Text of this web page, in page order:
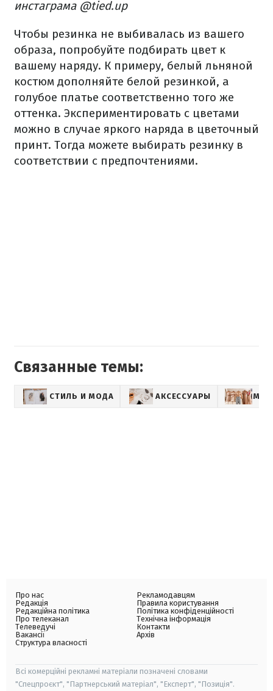
инстаграма @tied.up
Чтобы резинка не выбивалась из вашего
образа, попробуйте подбирать цвет к
вашему наряду. К примеру, белый льняной
костюм дополняйте белой резинкой, а
голубое платье соответственно того же
оттенка. Экспериментировать с цветами
можно в случае яркого наряда в цветочный
принт. Тогда можете выбирать резинку в
соответствии с предпочтениями.
Связанные темы:
СТИЛЬ И МОДА АКСЕССУАРЫ
Про нас
Редакція
Редакційна політика
Про телеканал
Телеведучі
Вакансії
Структура власності
Рекламодавцям
Правила користування
Політика конфіденційності
Технічна інформація
Контакти
Архів
Всі комерційні рекламні матеріали позначені словами
"Спецпроєкт", "Партнерський матеріал", "Експерт", "Позиція".